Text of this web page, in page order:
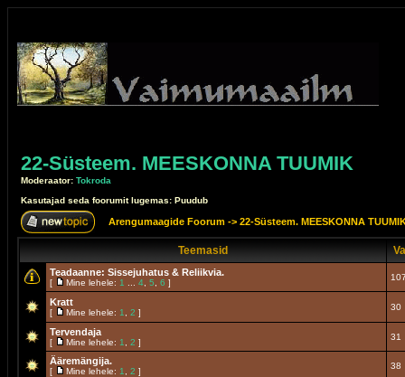
22-Süsteem. MEESKONNA TUUMIK
Moderaator: Tokroda
Kasutajad seda foorumit lugemas: Puudub
Arengumaagide Foorum -> 22-Süsteem. MEESKONNA
Teemasid
Teadaanne: Sissejuhatus & Reliikvia.
[ Mine lehele: 1 4 5 6 ]
Kratt
[ Mine lehele: 1 2 ]
30
Tervendaja
[ Mine lehele: 1 2 ]
31
Ääremängija.
[ Mine lehele: 1 2 ]
38